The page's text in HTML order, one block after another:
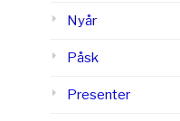
Nyår
Påsk
Presenter